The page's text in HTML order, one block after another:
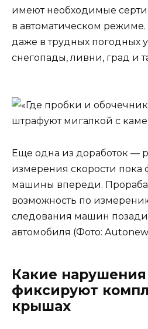
имеют необходимые
в автоматическом
даже в трудных погодных
снегопады, ливни, град и
Еще одна из доработок —
измерения скорости пока
машины впереди.
возможность по
следования машин позади
автомобиля (Фото:
Какие
фиксируют
крышах